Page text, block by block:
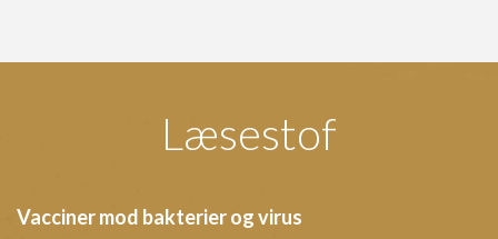
Læsestof
Vacciner mod bakterier og virus